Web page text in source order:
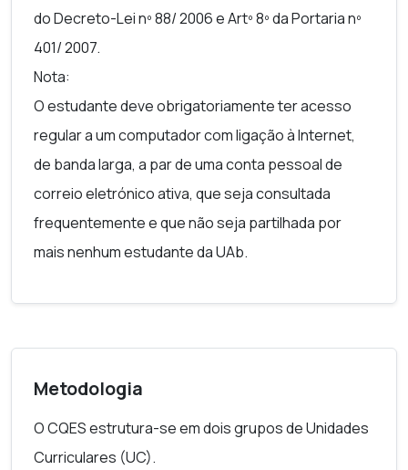
do Decreto-Lei nº 88/ 2006 e Artº 8º da Portaria nº
401/ 2007.
Nota:
O estudante deve obrigatoriamente ter acesso
regular a um computador com ligação à Internet,
de banda larga, a par de uma conta pessoal de
correio eletrónico ativa, que seja consultada
frequentemente e que não seja partilhada por
mais nenhum estudante da UAb.
Metodologia
O CQES estrutura-se em dois grupos de Unidades
Curriculares (UC).